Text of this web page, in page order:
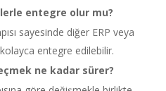
entegre olur mu?
sayesinde diğer ERP veya
kolayca entegre edilebilir.
ne kadar sürer?